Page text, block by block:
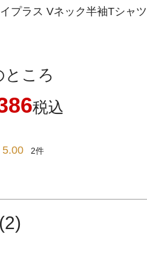
プラス Vネック半袖Tシャ
ところ
税込
5.00 2
2